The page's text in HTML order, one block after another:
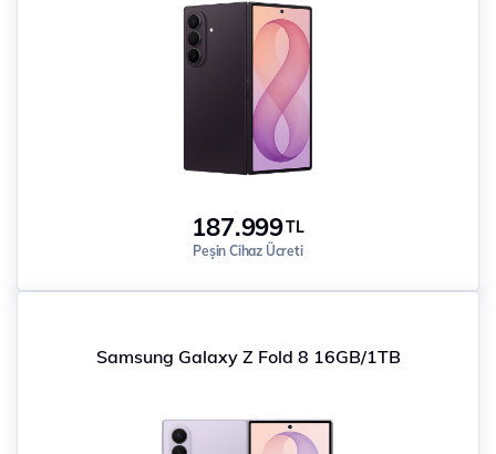
187.999TL
Peşin Cihaz Ücreti
Samsung Galaxy Z Fold 8 16GB/1TB